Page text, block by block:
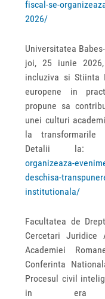
fiscal-se-
2026/
Universitatea
joi, 25 iunie
incluziva si Stiinta
europene in
propune sa
unei culturi
la transformarile
Detalii la:
organizeaza-
deschisa-
institutionala/
Facultatea de
Cercetari Juridice
Academiei
Conferinta
Procesul civil
in era